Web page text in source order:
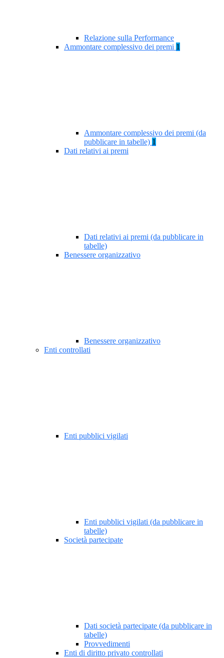
Relazione sulla Performance
Ammontare complessivo dei premi 1
Ammontare complessivo dei premi (da
pubblicare in tabelle) 1
Dati relativi ai premi
Dati relativi ai premi (da pubblicare in
tabelle)
Benessere organizzativo
Benessere organizzativo
Enti controllati
Enti pubblici vigilati
Enti pubblici vigilati (da pubblicare in
tabelle)
Società partecipate
Dati società partecipate (da pubblicare in
tabelle)
Provvedimenti
Enti di diritto privato controllati